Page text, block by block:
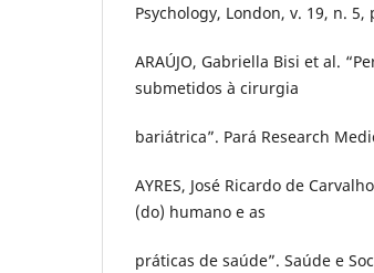
Psychology, London, v. 19, n. 5,
ARAÚJO, Gabriella Bisi et al.
submetidos à cirurgia
bariátrica”. Pará Research
AYRES, José Ricardo de
(do) humano e as
práticas de saúde”. Saúde e